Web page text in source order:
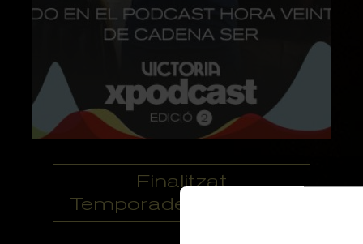
Finalitzat
Temporades anteriors